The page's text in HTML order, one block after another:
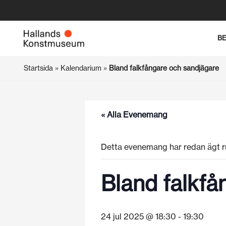
Hoppa
Startsida » Kalendarium » Bland falkfångare och sandjägare
« Alla Evenemang
Detta evenemang har redan ägt
Bland
24 jul 2025 @ 18:30 - 19:30